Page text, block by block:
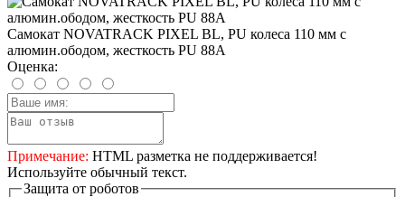
Самокат NOVATRACK PIXEL BL, PU колеса 110 мм с
алюмин.ободом, жесткость PU 88A
Оценка:
Примечание: HTML разметка не поддерживается!
Используйте обычный текст.
Защита от роботов